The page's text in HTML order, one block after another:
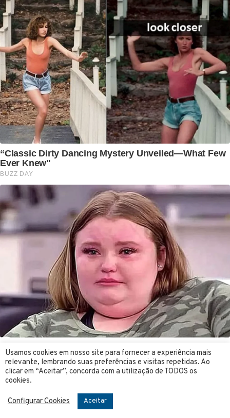
Usamos cookies em nosso site para fornecer a experiência mais
relevante, lembrando suas preferências e visitas repetidas. Ao
clicar em “Aceitar”, concorda com a utilização de TODOS os
cookies.
Configurar Cookies Aceitar